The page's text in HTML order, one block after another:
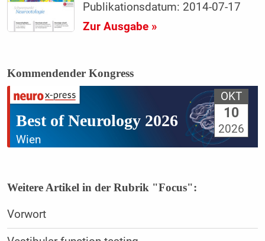
Publikationsdatum: 2014-07-17
Zur Ausgabe »
Kommendender Kongress
Best of Neurology 2026
Wien
OKT
10
2026
Weitere Artikel in der Rubrik "Focus":
Vorwort